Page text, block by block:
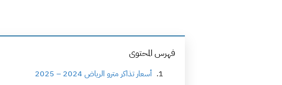
فهرس المحتوى
أسعار تذاكر مترو الرياض 2024 – 2025